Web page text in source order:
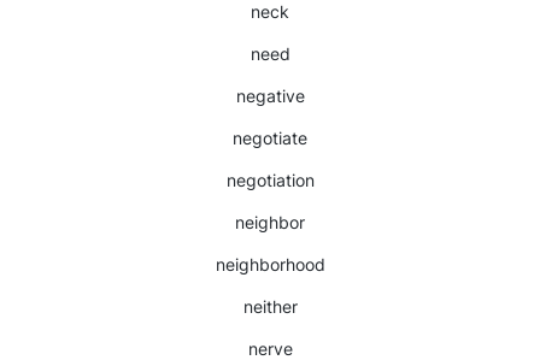
neck
need
negative
negotiate
negotiation
neighbor
neighborhood
neither
nerve